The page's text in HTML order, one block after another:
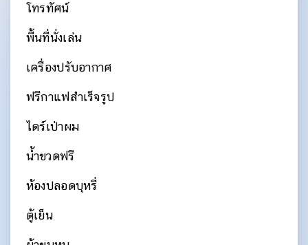
โทรทัศน์
พื้นที่นั่งเล่น
เครื่องปรับอากาศ
ฟรีกาแฟสำเร็จรูป
ไดร์เป่าผม
น้ำขวดฟรี
ห้องปลอดบุหรี่
ตู้เย็น